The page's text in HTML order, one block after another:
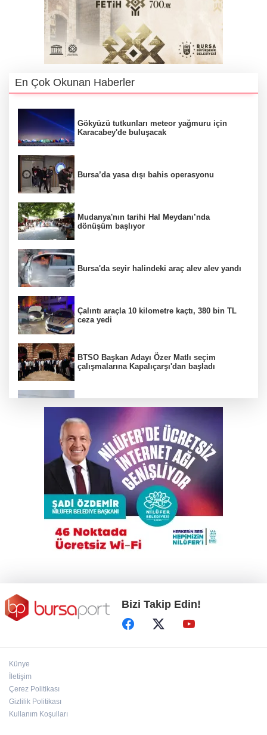
En Çok Okunan Haberler
Gökyüzü tutkunları meteor yağmuru için
Karacabey'de buluşacak
Bursa’da yasa dışı bahis operasyonu
Mudanya'nın tarihi Hal Meydanı’nda
dönüşüm başlıyor
Bursa'da seyir halindeki araç alev alev yandı
Çalıntı araçla 10 kilometre kaçtı, 380 bin TL
ceza yedi
BTSO Başkan Adayı Özer Matlı seçim
çalışmalarına Kapalıçarşı'dan başladı
DAĞDER ve BUMEV'den eğitim için güç
birliği
Kahvehaneye gelen sincabı elleriyle besledi
Türkiye, Suudi Arabistan ve Pakistan
arasında ortak savunma anlaşması imzalandı
Bizi Takip Edin!
Künye
İletişim
Çerez Politikası
Gizlilik Politikası
Kullanım Koşulları